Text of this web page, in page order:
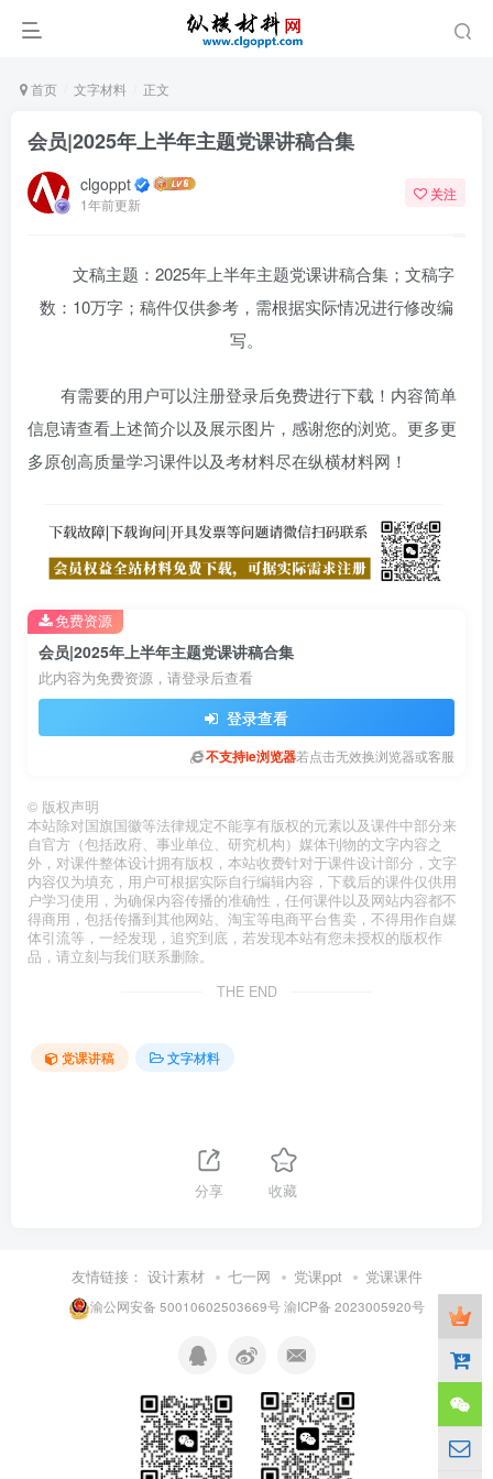
首页 文字材料 正文
会员|2025年上半年主题党课讲稿合集
clgoppt
1年前更新
关注
文稿主题：2025年上半年主题党课讲稿合集；文稿字
数：10万字；稿件仅供参考，需根据实际情况进行修改编
写。
有需要的用户可以注册登录后免费进行下载！内容简单
信息请查看上述简介以及展示图片，感谢您的浏览。更多更
多原创高质量学习课件以及考材料尽在纵横材料网！
会员|2025年上半年主题党课讲稿合集
此内容为免费资源，请登录后查看
登录查看
不支持ie浏览器若点击无效换浏览器或客服
免费资源
© 版权声明
本站除对国旗国徽等法律规定不能享有版权的元素以及课件中部分来
自官方（包括政府、事业单位、研究机构）媒体刊物的文字内容之
外，对课件整体设计拥有版权，本站收费针对于课件设计部分，文字
内容仅为填充，用户可根据实际自行编辑内容，下载后的课件仅供用
户学习使用，为确保内容传播的准确性，任何课件以及网站内容都不
得商用，包括传播到其他网站、淘宝等电商平台售卖，不得用作自媒
体引流等，一经发现，追究到底，若发现本站有您未授权的版权作
品，请立刻与我们联系删除。
THE END
党课讲稿 文字材料
分享 收藏
友情链接： 设计素材 七一网 党课ppt 党课课件
渝公网安备 50010602503669号渝ICP备 2023005920号